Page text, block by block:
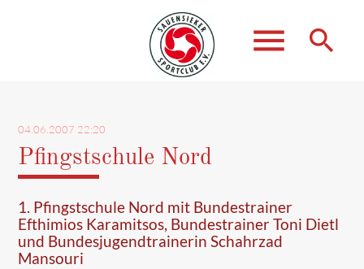
menu search
Suchbegriffe
04.06.2007 22:20
Pfingstschule Nord
1. Pfingstschule Nord mit Bundestrainer
Efthimios Karamitsos, Bundestrainer Toni Dietl
und Bundesjugendtrainerin Schahrzad
Mansouri